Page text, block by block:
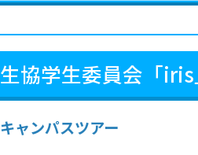
生協学生委員会「
キャンパスツアー